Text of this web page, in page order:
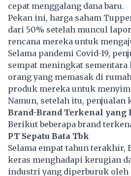
cepat menggalang dana baru.
Pekan ini, harga saham
dari 50% setelah muncul
rencana mereka untuk
Selama pandemi Covid-19,
sempat meningkat sementara
orang yang memasak di
produk mereka untuk
Namun, setelah itu, penjualan
Brand-Brand Terkenal yang
Berikut beberapa brand
PT Sepatu Bata Tbk
Selama empat tahun terakhir,
keras menghadapi kerugian
industri yang diperburuk oleh